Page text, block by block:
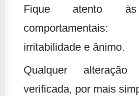
Fique atento às
comportamentais:
irritabilidade e ânimo.
Qualquer
verificada, por mais